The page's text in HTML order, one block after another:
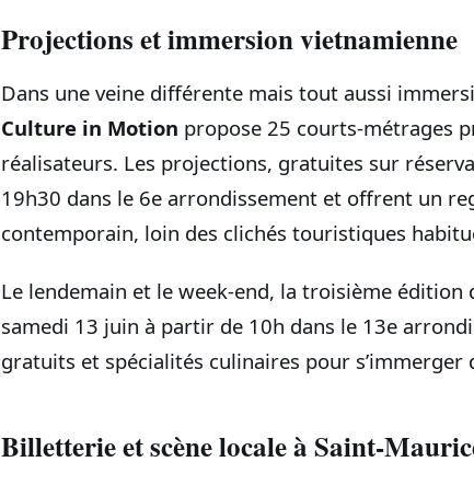
Projections et immersion vietnamienne
Dans une veine différente mais tout aussi
Culture in Motion propose 25 courts-métrages
réalisateurs. Les projections, gratuites sur
19h30 dans le 6e arrondissement et offrent un
contemporain, loin des clichés touristiques
Le lendemain et le week-end, la troisième édition
samedi 13 juin à partir de 10h dans le 13e
gratuits et spécialités culinaires pour s’immerger
Billetterie et scène locale à Saint-